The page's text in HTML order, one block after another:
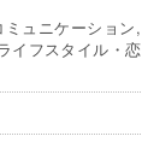
ュニケーション,
イフスタイル・恋